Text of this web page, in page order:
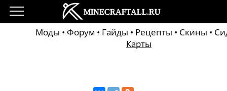
Моды • Форум • Гайды • Рецепты • Скины •
Карты